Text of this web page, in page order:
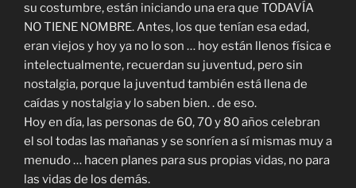
su costumbre, están iniciando una era que TODAVÍA
NO TIENE NOMBRE. Antes, los que tenían esa edad,
eran viejos y hoy ya no lo son … hoy están llenos física e
intelectualmente, recuerdan su juventud, pero sin
nostalgia, porque la juventud también está llena de
caídas y nostalgia y lo saben bien. . de eso.
Hoy en día, las personas de 60, 70 y 80 años celebran
el sol todas las mañanas y se sonríen a sí mismas muy a
menudo … hacen planes para sus propias vidas, no para
las vidas de los demás.